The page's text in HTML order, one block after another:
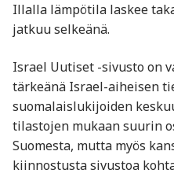
Illalla lämpötila laskee
jatkuu selkeänä.
Israel Uutiset -sivusto on
tärkeänä Israel-aiheisen
suomalaislukijoiden
tilastojen mukaan suurin
Suomesta, mutta myös
kiinnostusta sivustoa